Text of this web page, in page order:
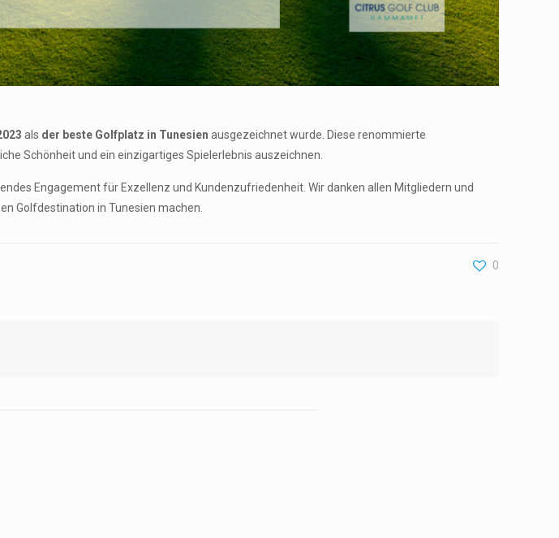
als der beste Golfplatz in Tunesien ausgezeichnet wurde. Diese renommierte
Schönheit und ein einzigartiges Spielerlebnis auszeichnen.
Engagement für Exzellenz und Kundenzufriedenheit. Wir danken allen Mitgliedern und
Golfdestination in Tunesien machen.
0